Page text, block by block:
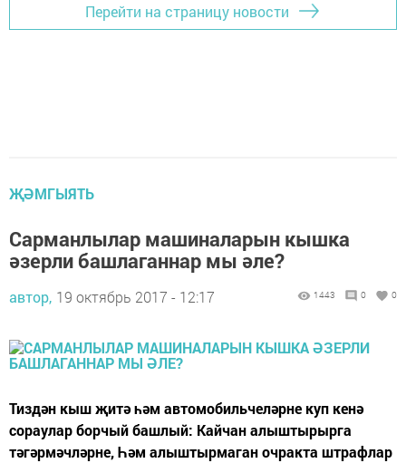
Перейти на страницу новости
ҖӘМГЫЯТЬ
Сарманлылар машиналарын кышка
әзерли башлаганнар мы әле?
автор, 19 октябрь 2017 - 12:17 1443 0 0
Тиздән кыш җитә һәм автомобильчеләрне куп кенә
сораулар борчый башлый: Кайчан алыштырырга
тәгәрмәчләрне, Һәм алыштырмаган очракта штрафлар